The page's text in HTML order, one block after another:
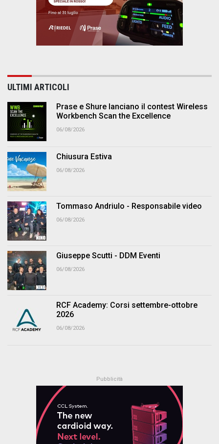
ULTIMI ARTICOLI
Prase e Shure lanciano il contest Wireless
Workbench Scan the Excellence
06/08/2026
Chiusura Estiva
06/08/2026
Tommaso Andriulo - Responsabile video
06/08/2026
Giuseppe Scutti - DDM Eventi
06/08/2026
RCF Academy: Corsi settembre-ottobre
2026
06/08/2026